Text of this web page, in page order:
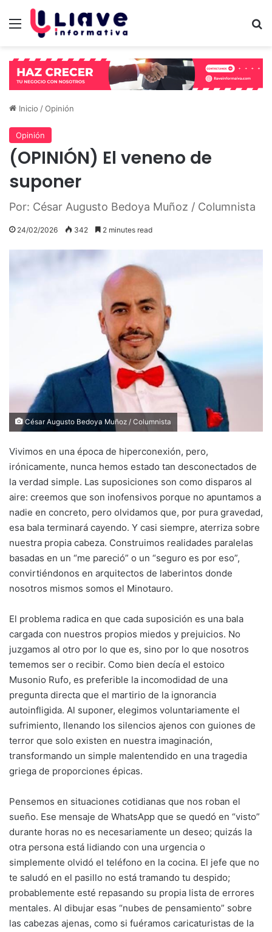
Menú
Inicio /Opinión
Opinión
(OPINIÓN) El veneno de
suponer
Por: César Augusto Bedoya Muñoz / Columnista
24/02/2026 342 2 minutes read
César Augusto Bedoya Muñoz / Columnista
Vivimos en una época de hiperconexión, pero,
irónicamente, nunca hemos estado tan desconectados de
la verdad simple. Las suposiciones son como disparos al
aire: creemos que son inofensivos porque no apuntamos a
nadie en concreto, pero olvidamos que, por pura gravedad,
esa bala terminará cayendo. Y casi siempre, aterriza sobre
nuestra propia cabeza. Construimos realidades paralelas
basadas en un “me pareció” o un “seguro es por eso”,
convirtiéndonos en arquitectos de laberintos donde
nosotros mismos somos el Minotauro.
El problema radica en que cada suposición es una bala
cargada con nuestros propios miedos y prejuicios. No
juzgamos al otro por lo que es, sino por lo que nosotros
tememos ser o recibir. Como bien decía el estoico
Musonio Rufo, es preferible la incomodidad de una
pregunta directa que el martirio de la ignorancia
autoinfligida. Al suponer, elegimos voluntariamente el
sufrimiento, llenando los silencios ajenos con guiones de
terror que solo existen en nuestra imaginación,
transformando un simple malentendido en una tragedia
griega de proporciones épicas.
Pensemos en situaciones cotidianas que nos roban el
sueño. Ese mensaje de WhatsApp que se quedó en “visto”
durante horas no es necesariamente un deseo; quizás la
otra persona está lidiando con una urgencia o
simplemente olvidó el teléfono en la cocina. El jefe que no
te saludó en el pasillo no está tramando tu despido;
probablemente esté repasando su propia lista de errores
mentales. Al dibujar esas “nubes de pensamiento” sobre
las cabezas ajenas, como si fuéramos caricaturistas de la